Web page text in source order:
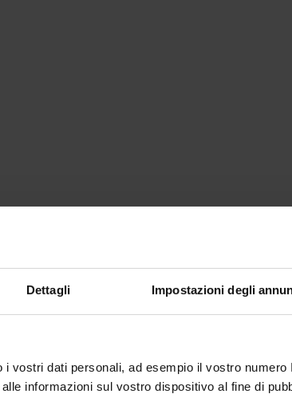
Dettagli Impostazioni degli
i vostri dati personali, ad esempio il vostro numero
informazioni sul vostro dispositivo al fine di